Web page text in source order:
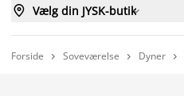
 Vælg din JYSK-butik
Forside  Soveværelse  Dyner 